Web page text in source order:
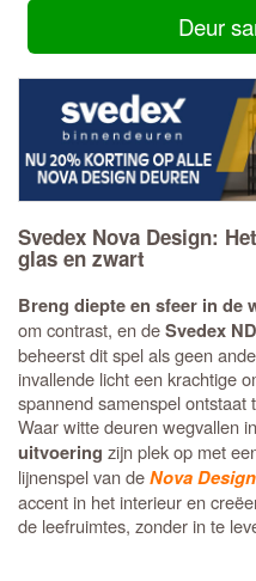
Deur
Svedex Nova Design:
glas en zwart
Breng diepte en sfeer in de
om contrast, en deSvedex
beheerst dit spel als geen
invallende licht een krachtige
spannend samenspel ontstaat
Waar witte deuren wegvallen
uitvoering zijn plek op met
lijnenspel van deNova
accent in het interieur en
de leefruimtes, zonder in te